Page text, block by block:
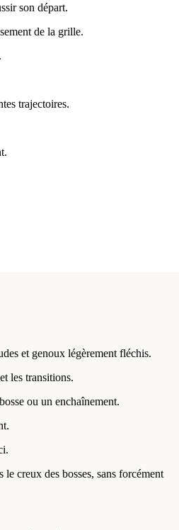
son départ.
de la grille.
trajectoires.
et genoux légèrement fléchis.
les transitions.
ou un enchaînement.
creux des bosses, sans forcément